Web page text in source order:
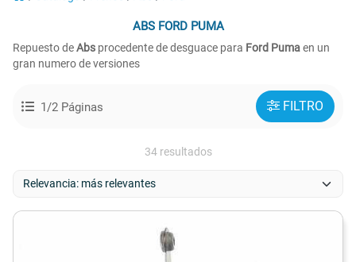
ABSFORD PUMA
Repuesto deAbs procedente de desguace para Ford Pumaen un
gran numero de versiones
1/2 Páginas FILTRO
34 resultados